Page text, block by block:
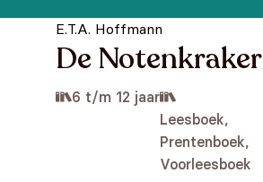
E.T.A. Hoffmann
De Notenkraker
6 t/m 12 jaar
Leesboek,
Prentenboek,
Voorleesboek